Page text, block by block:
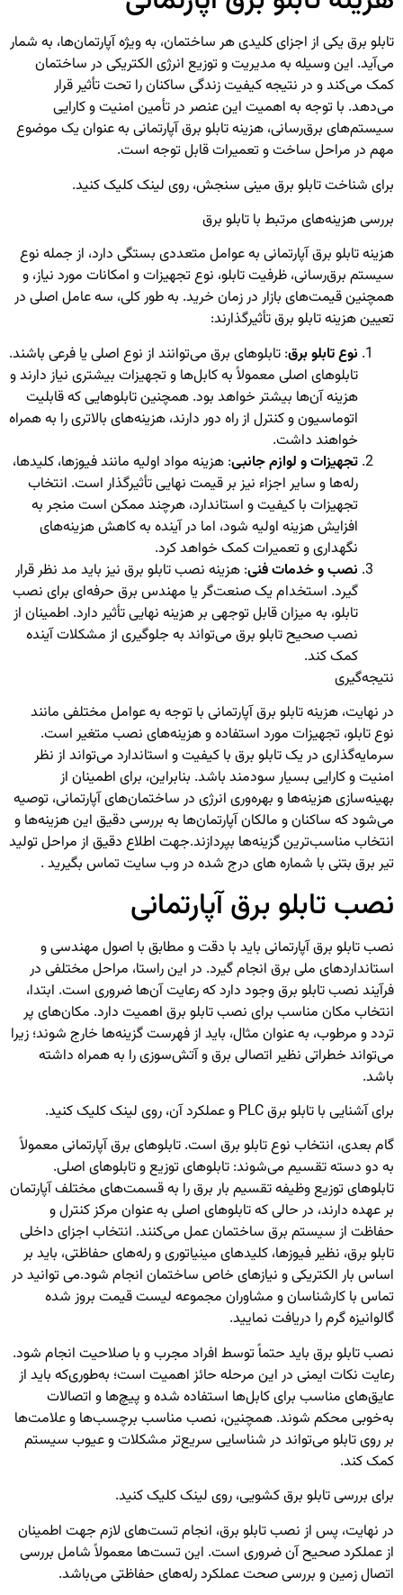
تابلو برق یکی از اجزای کلیدی هر ساختمان، به ویژه آپارتمان‌ها، به شمار
می‌آید. این وسیله به مدیریت و توزیع انرژی الکتریکی در ساختمان
کمک می‌کند و در نتیجه کیفیت زندگی ساکنان را تحت تأثیر قرار
می‌دهد. با توجه به اهمیت این عنصر در تأمین امنیت و کارایی
سیستم‌های برق‌رسانی، هزینه تابلو برق آپارتمانی به عنوان یک موضوع
مهم در مراحل ساخت و تعمیرات قابل توجه است.
برای شناختتابلو برق مینی سنجش، روی لینک کلیک کنید.
بررسی هزینه‌های مرتبط با تابلو برق
هزینه تابلو برق آپارتمانی به عوامل متعددی بستگی دارد، از جمله نوع
سیستم برق‌رسانی، ظرفیت تابلو، نوع تجهیزات و امکانات مورد نیاز، و
همچنین قیمت‌های بازار در زمان خرید. به طور کلی، سه عامل اصلی در
تعیین هزینه تابلو برق تأثیرگذارند:
نوع تابلو برق: تابلوهای برق می‌توانند از نوع اصلی یا فرعی باشند.
تابلوهای اصلی معمولاً به کابل‌ها و تجهیزات بیشتری نیاز دارند و
هزینه آن‌ها بیشتر خواهد بود. همچنین تابلوهایی که قابلیت
اتوماسیون و کنترل از راه دور دارند، هزینه‌های بالاتری را به همراه
خواهند داشت.
تجهیزات و لوازم جانبی: هزینه مواد اولیه مانند فیوزها، کلیدها،
رله‌ها و سایر اجزاء نیز بر قیمت نهایی تأثیرگذار است. انتخاب
تجهیزات با کیفیت و استاندارد، هرچند ممکن است منجر به
افزایش هزینه اولیه شود، اما در آینده به کاهش هزینه‌های
نگهداری و تعمیرات کمک خواهد کرد.
نصب و خدمات فنی: هزینه نصب تابلو برق نیز باید مد نظر قرار
گیرد. استخدام یک صنعت‌گر یا مهندس برق حرفه‌ای برای نصب
تابلو، به میزان قابل توجهی بر هزینه نهایی تأثیر دارد. اطمینان از
نصب صحیح تابلو برق می‌تواند به جلوگیری از مشکلات آینده
کمک کند.
نتیجه‌گیری
در نهایت، هزینه تابلو برق آپارتمانی با توجه به عوامل مختلفی مانند
نوع تابلو، تجهیزات مورد استفاده و هزینه‌های نصب متغیر است.
سرمایه‌گذاری در یک تابلو برق با کیفیت و استاندارد می‌تواند از نظر
امنیت و کارایی بسیار سودمند باشد. بنابراین، برای اطمینان از
بهینه‌سازی هزینه‌ها و بهره‌وری انرژی در ساختمان‌های آپارتمانی، توصیه
می‌شود که ساکنان و مالکان آپارتمان‌ها به بررسی دقیق این هزینه‌ها و
انتخاب مناسب‌ترین گزینه‌ها بپردازند.جهت اطلاع دقیق از مراحل تولید
تیر برق بتنی با شماره های درج شده در وب سایت تماس بگیرید .
نصب تابلو برق آپارتمانی
نصبتابلو برق آپارتمانی باید با دقت و مطابق با اصول مهندسی و
استانداردهای ملی برق انجام گیرد. در این راستا، مراحل مختلفی در
فرآیند نصب تابلو برق وجود دارد که رعایت آن‌ها ضروری است. ابتدا،
انتخاب مکان مناسب برای نصب تابلو برق اهمیت دارد. مکان‌های پر
تردد و مرطوب، به عنوان مثال، باید از فهرست گزینه‌ها خارج شوند؛ زیرا
می‌تواند خطراتی نظیر اتصالی برق و آتش‌سوزی را به همراه داشته
باشد.
برای آشنایی با تابلو برق PLC
و عملکرد آن، روی لینک کلیک کنید.
گام بعدی، انتخاب نوع تابلو برق است. تابلوهای برق آپارتمانی معمولاً
به دو دسته تقسیم می‌شوند: تابلوهای توزیع و تابلوهای اصلی.
تابلوهای توزیع وظیفه تقسیم بار برق را به قسمت‌های مختلف آپارتمان
بر عهده دارند، در حالی که تابلوهای اصلی به عنوان مرکز کنترل و
حفاظت از سیستم برق ساختمان عمل می‌کنند. انتخاب اجزای داخلی
تابلو برق، نظیر فیوزها، کلیدهای مینیاتوری و رله‌های حفاظتی، باید بر
اساس بار الکتریکی و نیازهای خاص ساختمان انجام شود.می توانید در
تماس با کارشناسان و مشاوران مجموعه لیست قیمت بروز شده
گالوانیزه گرمرا دریافت نمایید.
نصب تابلو برق باید حتماً توسط افراد مجرب و با صلاحیت انجام شود.
رعایت نکات ایمنی در این مرحله حائز اهمیت است؛ به‌طوری‌که باید از
عایق‌های مناسب برای کابل‌ها استفاده شده و پیچ‌ها و اتصالات
به‌خوبی محکم شوند. همچنین، نصب مناسب برچسب‌ها و علامت‌ها
بر روی تابلو می‌تواند در شناسایی سریع‌تر مشکلات و عیوب سیستم
کمک کند.
برای بررسیتابلو برق کشویی، روی لینک کلیک کنید.
در نهایت، پس از نصب تابلو برق، انجام تست‌های لازم جهت اطمینان
از عملکرد صحیح آن ضروری است. این تست‌ها معمولاً شامل بررسی
اتصال زمین و بررسی صحت عملکرد رله‌های حفاظتی می‌باشد.